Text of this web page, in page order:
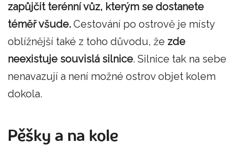
zapůjčit terénní vůz, kterým se dostanete
téměř všude. Cestování po ostrově je místy
oblížnější také z toho důvodu, že zde
neexistuje souvislá silnice. Silnice tak na sebe
nenavazují a není možné ostrov objet kolem
dokola.
Pěšky a na kole